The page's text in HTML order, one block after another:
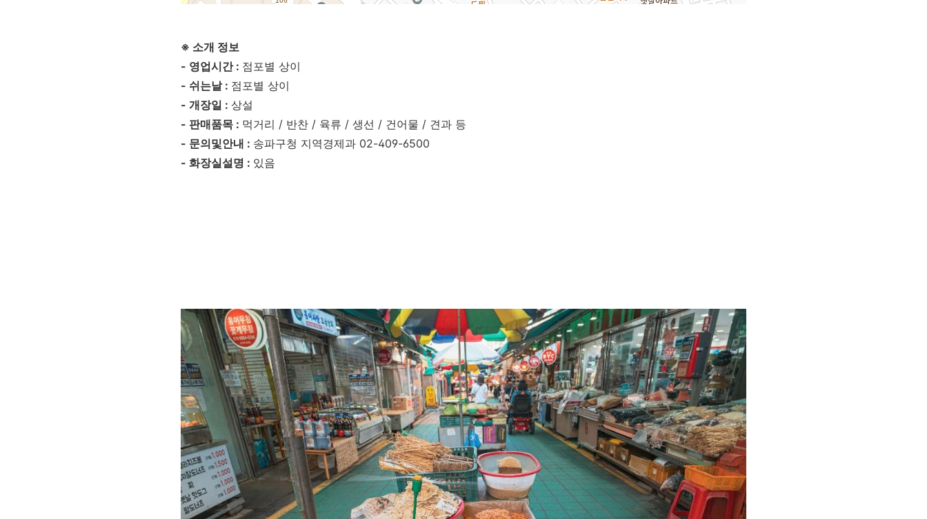
※ 소개 정보
- 영업시간 : 점포별 상이
- 쉬는날 : 점포별 상이
- 개장일 : 상설
- 판매품목 : 먹거리 / 반찬 / 육류 / 생선 / 건어물 / 견과 등
- 문의및안내 : 송파구청 지역경제과 02-409-6500
- 화장실설명 : 있음